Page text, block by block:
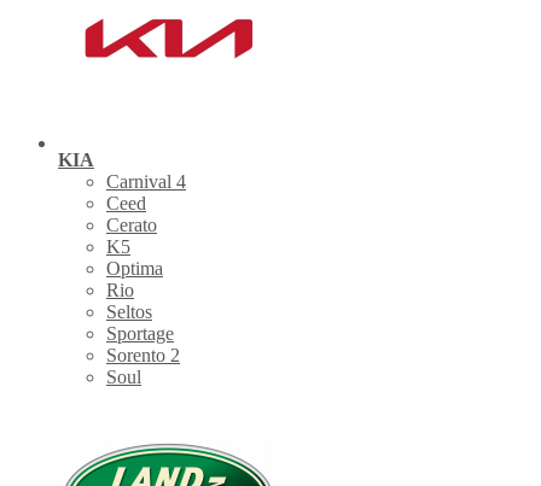
KIA
Carnival 4
Ceed
Cerato
K5
Optima
Rio
Seltos
Sportage
Sorento 2
Soul